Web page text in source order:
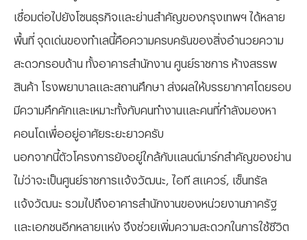
เชื่อมต่อไปยังโซนธุรกิจและย่านสำคัญของกรุงเทพฯ ได้หลาย
พื้นที่ จุดเด่นของทำเลนี้คือความครบครันของสิ่งอำนวยความ
สะดวกรอบด้าน ทั้งอาคารสำนักงาน ศูนย์ราชการ ห้างสรรพ
สินค้า โรงพยาบาลและสถานศึกษา ส่งผลให้บรรยากาศโดยรอบ
มีความคึกคักและเหมาะทั้งกับคนทำงานและคนที่กำลังมองหา
คอนโดเพื่ออยู่อาศัยระยะยาวครับ
นอกจากนี้ตัวโครงการยังอยู่ใกล้กับแลนด์มาร์กสำคัญของย่าน
ไม่ว่าจะเป็นศูนย์ราชการแจ้งวัฒนะ , ไอที สแควร์, เซ็นทรัล
แจ้งวัฒนะ รวมไปถึงอาคารสำนักงานของหน่วยงานภาครัฐ
และเอกชนอีกหลายแห่ง จึงช่วยเพิ่มความสะดวกในการใช้ชีวิต